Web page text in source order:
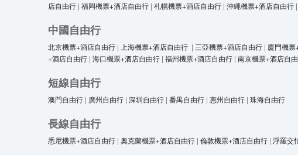
店自由行 | 福岡機票+酒店自由行 | 札幌機票+酒店自由行 | 沖繩機票+酒店自由行 |
中國自由行
北京機票+酒店自由行 | 上海機票+酒店自由行 | 三亞機票+酒店自由行 | 廈門機
+酒店自由行 | 海口機票+酒店自由行 | 福州機票+酒店自由行 | 南京機票+酒店自
短線自由行
澳門自由行 | 廣州自由行 | 深圳自由行 | 番禺自由行 | 惠州自由行 | 珠海自由行
長線自由行
悉尼機票+酒店自由行 | 奧克蘭機票+酒店自由行 | 倫敦機票+酒店自由行 | 浮羅交